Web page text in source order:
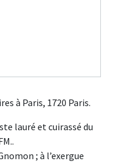
à Paris, 1720 Paris.
lauré et cuirassé du
; à l’exergue